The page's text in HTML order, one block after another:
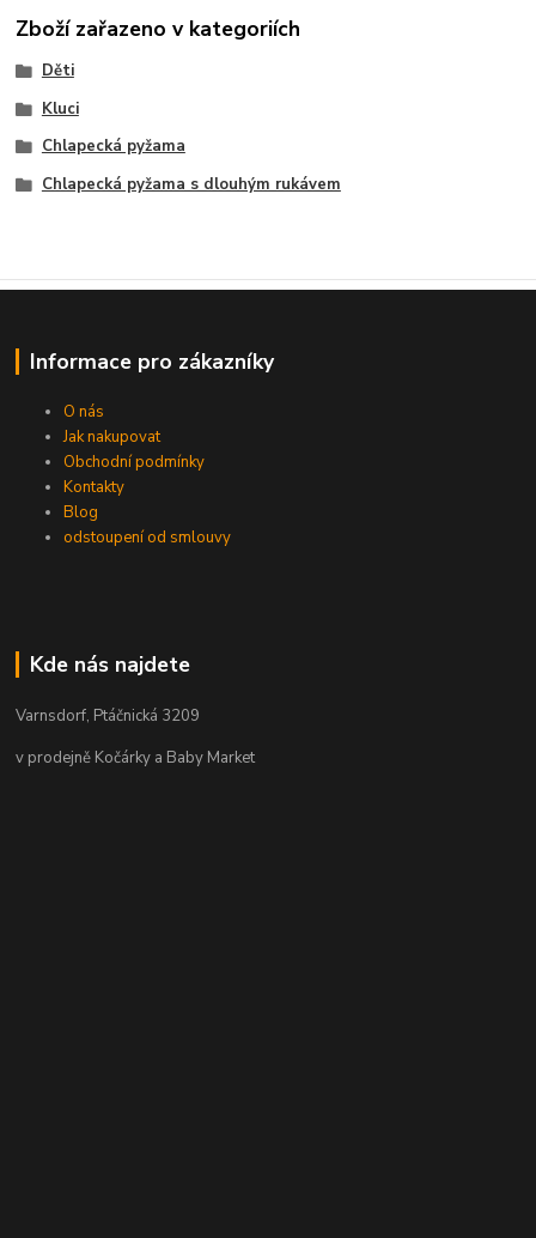
Zboží zařazeno v kategoriích
Děti
Kluci
Chlapecká pyžama
Chlapecká pyžama s dlouhým rukávem
Informace pro zákazníky
O nás
Jak nakupovat
Obchodní podmínky
Kontakty
Blog
odstoupení od smlouvy
Kde nás najdete
Varnsdorf, Ptáčnická 3209
v prodejně Kočárky a Baby Market